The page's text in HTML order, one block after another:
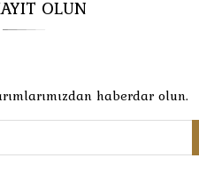
OLUN
haberdar olun.